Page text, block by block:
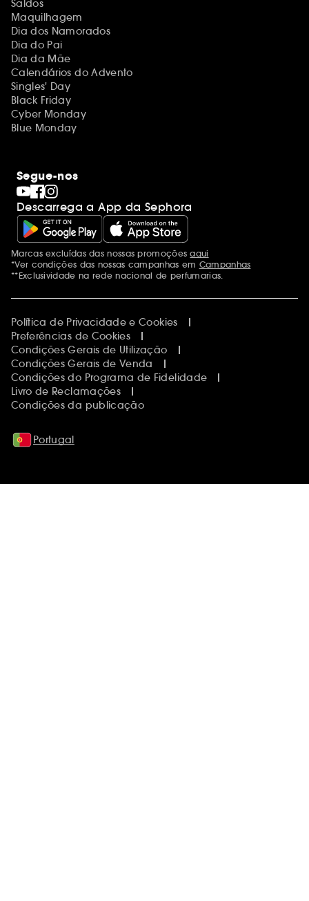
Saldos
Maquilhagem
Dia dos Namorados
Dia do Pai
Dia da Mãe
Calendários do Advento
Singles' Day
Black Friday
Cyber Monday
Blue Monday
Segue-nos
Descarrega a App da Sephora
Menções adicionais
Marcas excluídas das nossas promoçõesaqui
*Ver condições das nossas campanhas em Campanhas
**Exclusividade na rede nacional de perfumarias.
Política de Privacidade e Cookies
Preferências de Cookies
Condições Gerais de Utilização
Condições Gerais de Venda
Condições do Programa de Fidelidade
Livro de Reclamações
Condições da publicação
Portugal